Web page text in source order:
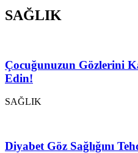
SAĞLIK
Çocuğunuzun Gözlerini
Edin!
SAĞLIK
Diyabet Göz Sağlığını